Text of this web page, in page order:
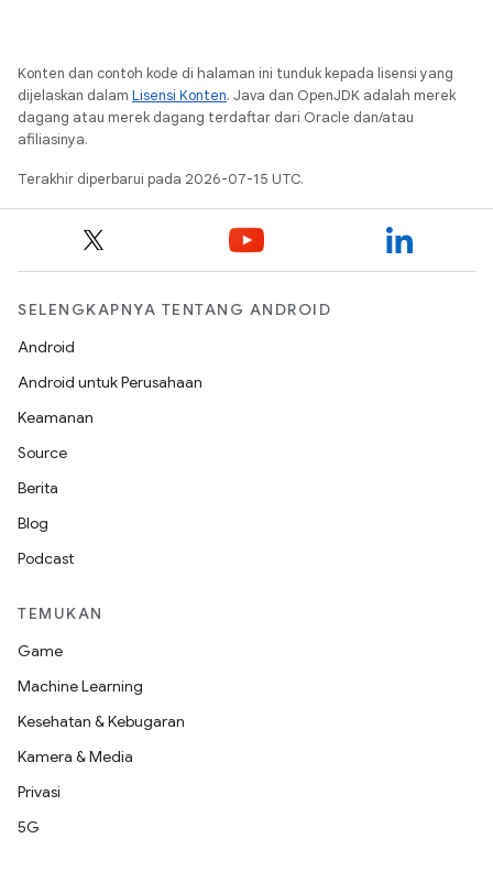
Konten dan contoh kode di halaman ini tunduk kepada lisensi yang
dijelaskan dalam Lisensi Konten. Java dan OpenJDK adalah merek
dagang atau merek dagang terdaftar dari Oracle dan/atau
afiliasinya.
Terakhir diperbarui pada 2026-07-15 UTC.
SELENGKAPNYA TENTANG ANDROID
Android
Android untuk Perusahaan
Keamanan
Source
Berita
Blog
Podcast
TEMUKAN
Game
Machine Learning
Kesehatan & Kebugaran
Kamera & Media
Privasi
5G